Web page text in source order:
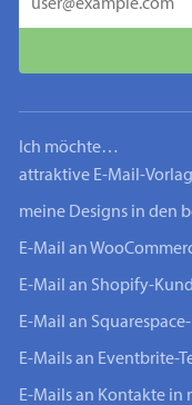
Ich möchte…
attraktive E-Mail-
meine Designs in den
E-Mail an
E-Mail an Shopify-
E-Mail an
E-Mails an Eventbrite-
E-Mails an Kontakte in